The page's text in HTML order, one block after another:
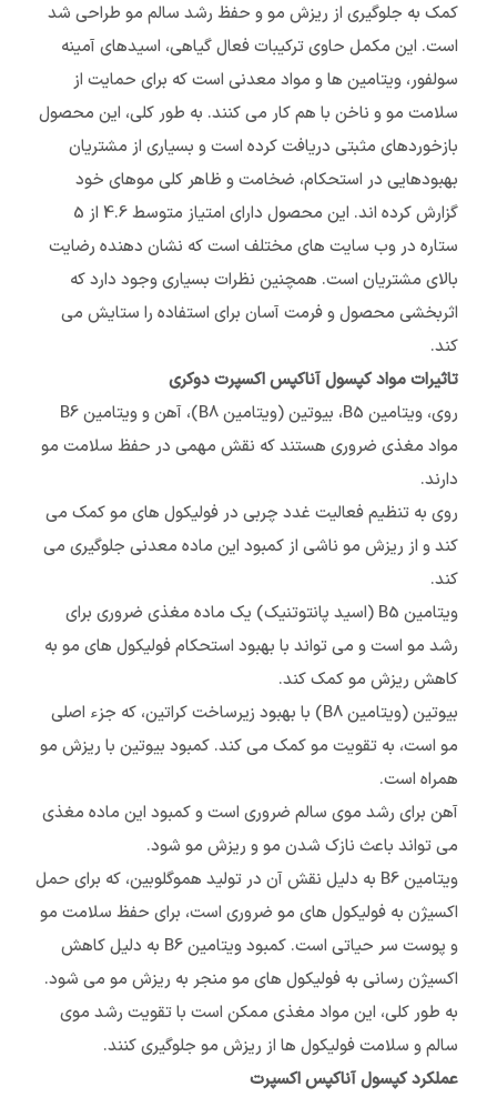
کمک به جلوگیری از ریزش مو و حفظ رشد سالم مو طراحی شد
است. این مکمل حاوی ترکیبات فعال گیاهی، اسیدهای آمینه
سولفور، ویتامین ها و مواد معدنی است که برای حمایت از
سلامت مو و ناخن با هم کار می کنند. به طور کلی، این محصول
بازخوردهای مثبتی دریافت کرده است و بسیاری از مشتریان
بهبودهایی در استحکام، ضخامت و ظاهر کلی موهای خود
گزارش کرده اند. این محصول دارای امتیاز متوسط 4.6 از 5
ستاره در وب سایت های مختلف است که نشان دهنده رضایت
بالای مشتریان است. همچنین نظرات بسیاری وجود دارد که
اثربخشی محصول و فرمت آسان برای استفاده را ستایش می
کند.
تاثیرات مواد کپسول آناکپس اکسپرت دوکری
روی، ویتامین B5، بیوتین (ویتامین B8)، آهن و ویتامین B6
مواد مغذی ضروری هستند که نقش مهمی در حفظ سلامت مو
دارند.
روی به تنظیم فعالیت غدد چربی در فولیکول های مو کمک می
کند و از ریزش مو ناشی از کمبود این ماده معدنی جلوگیری می
کند.
ویتامین B5 (اسید پانتوتنیک) یک ماده مغذی ضروری برای
رشد مو است و می تواند با بهبود استحکام فولیکول های مو به
کاهش ریزش مو کمک کند.
بیوتین (ویتامین B8) با بهبود زیرساخت کراتین، که جزء اصلی
مو است، به تقویت مو کمک می کند. کمبود بیوتین با ریزش مو
همراه است.
آهن برای رشد موی سالم ضروری است و کمبود این ماده مغذی
می تواند باعث نازک شدن مو و ریزش مو شود.
ویتامین B6 به دلیل نقش آن در تولید هموگلوبین، که برای حمل
اکسیژن به فولیکول های مو ضروری است، برای حفظ سلامت مو
و پوست سر حیاتی است. کمبود ویتامین B6 به دلیل کاهش
اکسیژن رسانی به فولیکول های مو منجر به ریزش مو می شود.
به طور کلی، این مواد مغذی ممکن است با تقویت رشد موی
سالم و سلامت فولیکول ها از ریزش مو جلوگیری کنند.
عملکرد کپسول آناکپس اکسپرت